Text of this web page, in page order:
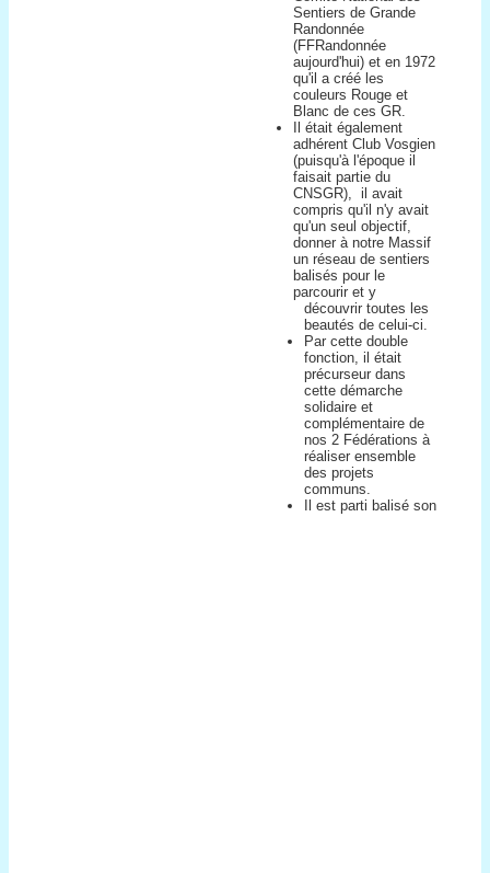
Sentiers de Grande
Randonnée
(FFRandonnée
aujourd'hui) et en 1972
qu'il a créé les
couleurs Rouge et
Blanc de ces GR.
Il était également
adhérent Club Vosgien
(puisqu'à l'époque il
faisait partie du
CNSGR), il avait
compris qu'il n'y avait
qu'un seul objectif,
donner à notre Massif
un réseau de sentiers
balisés pour le
parcourir et y
découvrir toutes les
beautés de celui-ci.
Par cette double
fonction, il était
précurseur dans
cette démarche
solidaire et
complémentaire de
nos 2 Fédérations à
réaliser ensemble
des projets
communs.
Il est parti balisé son